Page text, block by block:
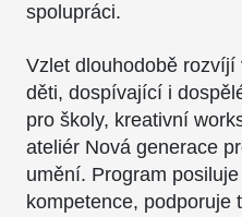
spolupráci.
Vzlet dlouhodobě
děti, dospívající i
pro školy, kreativní
ateliér Nová generace
umění. Program
kompetence, podporuje